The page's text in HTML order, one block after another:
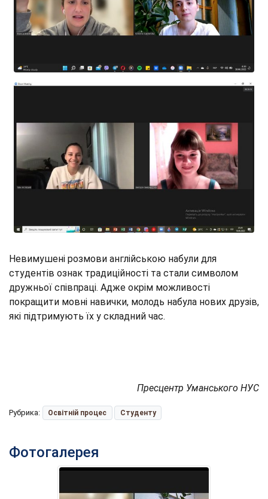
Невимушені розмови англійською набули для
студентів ознак традиційності та стали символом
дружньої співпраці. Адже окрім можливості
покращити мовні навички, молодь набула нових друзів,
які підтримують їх у складний час.
Пресцентр Уманського НУС
Рубрика: Освітній процес Студенту
Фотогалерея